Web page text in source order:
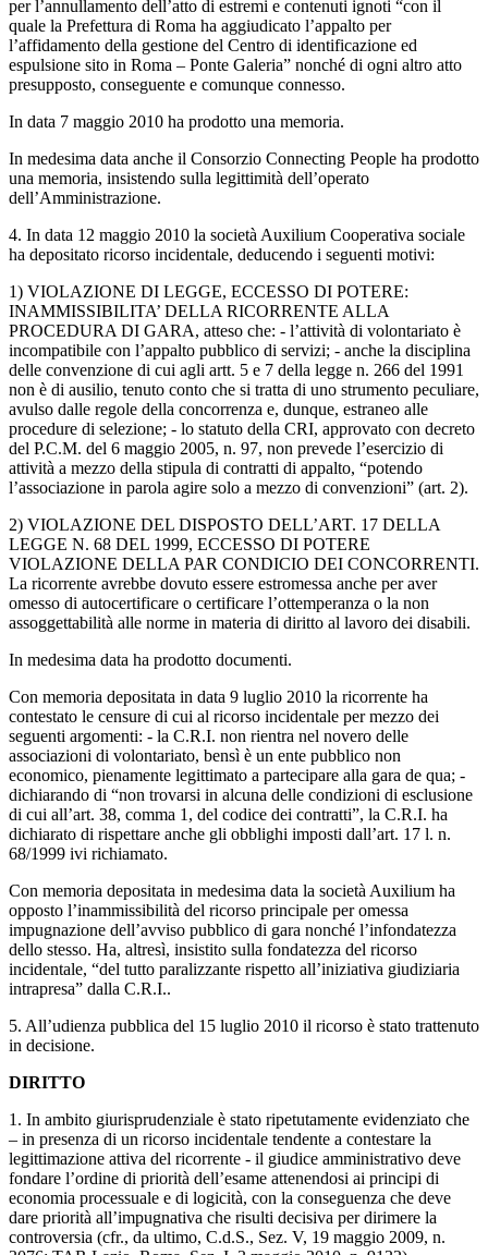
per l’annullamento dell’atto di estremi e contenuti ignoti “con il
quale la Prefettura di Roma ha aggiudicato l’appalto per
l’affidamento della gestione del Centro di identificazione ed
espulsione sito in Roma – Ponte Galeria” nonché di ogni altro atto
presupposto, conseguente e comunque connesso.
In data 7 maggio 2010 ha prodotto una memoria.
In medesima data anche il Consorzio Connecting People ha prodotto
una memoria, insistendo sulla legittimità dell’operato
dell’Amministrazione.
4. In data 12 maggio 2010 la società Auxilium Cooperativa sociale
ha depositato ricorso incidentale, deducendo i seguenti motivi:
1) VIOLAZIONE DI LEGGE, ECCESSO DI POTERE:
INAMMISSIBILITA’ DELLA RICORRENTE ALLA
PROCEDURA DI GARA, atteso che: - l’attività di volontariato è
incompatibile con l’appalto pubblico di servizi; - anche la disciplina
delle convenzione di cui agli artt. 5 e 7 della legge n. 266 del 1991
non è di ausilio, tenuto conto che si tratta di uno strumento peculiare,
avulso dalle regole della concorrenza e, dunque, estraneo alle
procedure di selezione; - lo statuto della CRI, approvato con decreto
del P.C.M. del 6 maggio 2005, n. 97, non prevede l’esercizio di
attività a mezzo della stipula di contratti di appalto, “potendo
l’associazione in parola agire solo a mezzo di convenzioni” (art. 2).
2) VIOLAZIONE DEL DISPOSTO DELL’ART. 17 DELLA
LEGGE N. 68 DEL 1999, ECCESSO DI POTERE
VIOLAZIONE DELLA PAR CONDICIO DEI CONCORRENTI.
La ricorrente avrebbe dovuto essere estromessa anche per aver
omesso di autocertificare o certificare l’ottemperanza o la non
assoggettabilità alle norme in materia di diritto al lavoro dei disabili.
In medesima data ha prodotto documenti.
Con memoria depositata in data 9 luglio 2010 la ricorrente ha
contestato le censure di cui al ricorso incidentale per mezzo dei
seguenti argomenti: - la C.R.I. non rientra nel novero delle
associazioni di volontariato, bensì è un ente pubblico non
economico, pienamente legittimato a partecipare alla gara de qua; -
dichiarando di “non trovarsi in alcuna delle condizioni di esclusione
di cui all’art. 38, comma 1, del codice dei contratti”, la C.R.I. ha
dichiarato di rispettare anche gli obblighi imposti dall’art. 17 l. n.
68/1999 ivi richiamato.
Con memoria depositata in medesima data la società Auxilium ha
opposto l’inammissibilità del ricorso principale per omessa
impugnazione dell’avviso pubblico di gara nonché l’infondatezza
dello stesso. Ha, altresì, insistito sulla fondatezza del ricorso
incidentale, “del tutto paralizzante rispetto all’iniziativa giudiziaria
intrapresa” dalla C.R.I..
5. All’udienza pubblica del 15 luglio 2010 il ricorso è stato trattenuto
in decisione.
DIRITTO
1. In ambito giurisprudenziale è stato ripetutamente evidenziato che
– in presenza di un ricorso incidentale tendente a contestare la
legittimazione attiva del ricorrente - il giudice amministrativo deve
fondare l’ordine di priorità dell’esame attenendosi ai principi di
economia processuale e di logicità, con la conseguenza che deve
dare priorità all’impugnativa che risulti decisiva per dirimere la
controversia (cfr., da ultimo, C.d.S., Sez. V, 19 maggio 2009, n.